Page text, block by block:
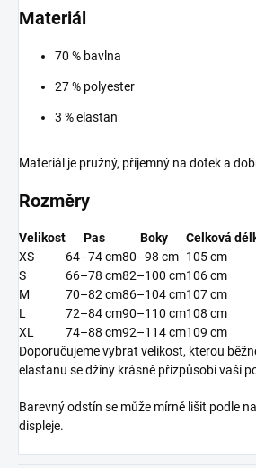
Materiál
70 % bavlna
27 % polyester
3 % elastan
Materiál je pružný, příjemný na dotek a
Rozměry
Velikost Pas Boky
Celková
XS
64–74 cm80–98 cm 105 cm
S
66–78 cm82–100 cm106 cm
M
70–82 cm86–104 cm107 cm
L
72–84 cm90–110 cm108 cm
XL
74–88 cm92–114 cm109 cm
Doporučujeme vybrat velikost, kterou
elastanu se džíny krásně přizpůsobí vaší
Barevný odstín se může mírně lišit podle
displeje.